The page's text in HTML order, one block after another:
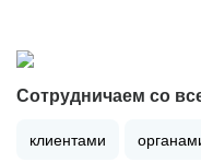
Сотрудничаем со
клиентами